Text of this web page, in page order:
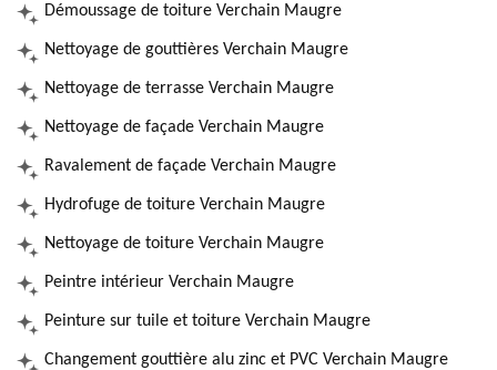
Démoussage de toiture Verchain Maugre
Nettoyage de gouttières Verchain Maugre
Nettoyage de terrasse Verchain Maugre
Nettoyage de façade Verchain Maugre
Ravalement de façade Verchain Maugre
Hydrofuge de toiture Verchain Maugre
Nettoyage de toiture Verchain Maugre
Peintre intérieur Verchain Maugre
Peinture sur tuile et toiture Verchain Maugre
Changement gouttière alu zinc et PVC Verchain Maugre